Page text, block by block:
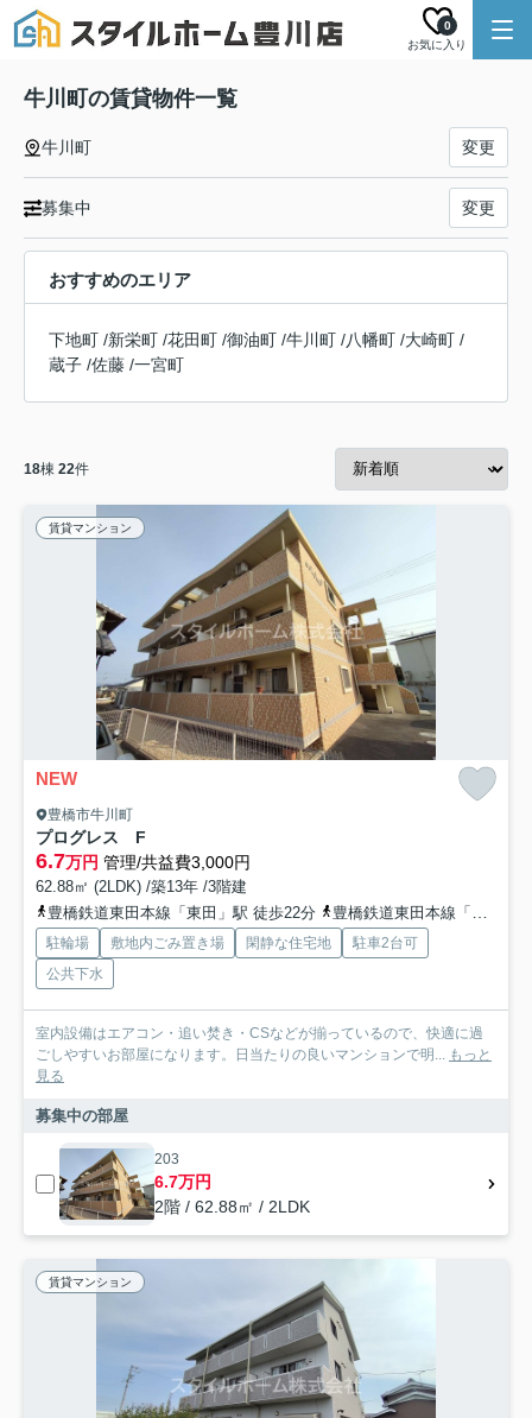
お気に入り
0
牛川町の賃貸物件一覧
牛川町 変更
募集中 変更
おすすめのエリア
下地町 /新栄町 /花田町 /御油町 /牛川町 /八幡町 /大崎町 /
蔵子 /佐藤 /一宮町
18棟 22件
賃貸マンション
NEW
豊橋市牛川町
プログレス F
6.7万円 管理/共益費3,000円
62.88㎡ (2LDK) /築13年 /3階建
豊橋鉄道東田本線「東田」駅 徒歩22分
豊橋鉄道東田本線「競輪場前」駅 徒歩24分
駐輪場 敷地内ごみ置き場 閑静な住宅地
駐車2台可
公共下水
室内設備はエアコン・追い焚き・CSなどが揃っているので、快適に過
ごしやすいお部屋になります。日当たりの良いマンションで明... もっと
見る
募集中の部屋
203
6.7万円
2階 / 62.88㎡ / 2LDK
賃貸マンション